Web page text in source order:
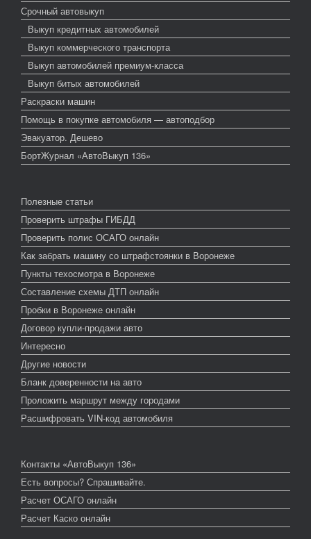
Срочный автовыкуп
Выкуп кредитных автомобилей
Выкуп коммерческого транспорта
Выкуп автомобилей премиум-класса
Выкуп битых автомобилей
Раскраски машин
Помощь в покупке автомобиля — автоподбор
Эвакуатор. Дешево
БортЖурнал «АвтоВыкуп 136»
Полезные статьи
Проверить штрафы ГИБДД
Проверить полис ОСАГО онлайн
Как забрать машину со штрафстоянки в Воронеже
Пункты техосмотра в Воронеже
Составление схемы ДТП онлайн
Пробки в Воронеже онлайн
Договор купли-продажи авто
Интересно
Другие новости
Бланк доверенности на авто
Проложить маршрут между городами
Расшифровать VIN-код автомобиля
Контакты «АвтоВыкуп 136»
Есть вопросы? Спрашивайте.
Расчет ОСАГО онлайн
Расчет Каско онлайн